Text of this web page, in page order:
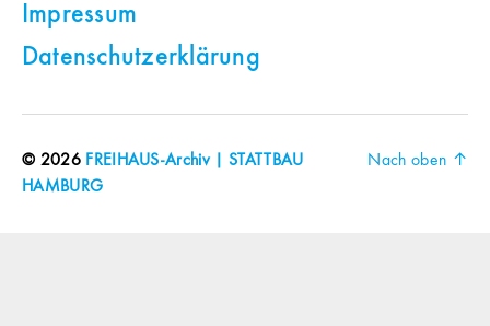
Impressum
Datenschutzerklärung
© 2026 FREIHAUS-Archiv | STATTBAU
HAMBURG
Nach oben ↑